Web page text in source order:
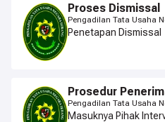
Proses Dismissal
Pengadilan Tata Usaha
Penetapan Dismissal
Prosedur
Intervensi
Pengadilan Tata Usaha
Masuknya Pihak